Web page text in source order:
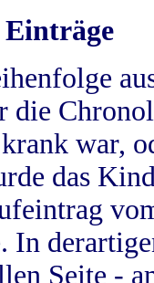
Einträge
die
war,
das
In
Seite -